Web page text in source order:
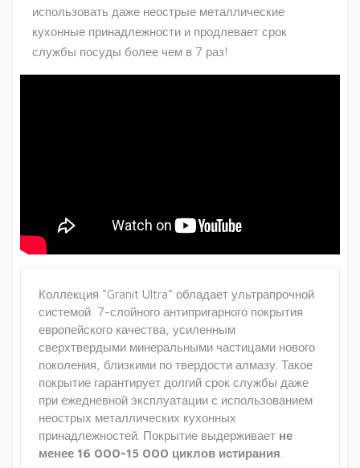
использовать даже неострые металлические
кухонные принадлежности и продлевает срок
службы посуды более чем в 7 раз!
Коллекция “Granit Ultra” обладает ультрапрочной
системой 7-слойного антипригарного покрытия
европейского качества, усиленным
сверхтвердыми минеральными частицами нового
поколения, близкими по твердости алмазу. Такое
покрытие гарантирует долгий срок службы даже
при ежедневной эксплуатации с использованием
неострых металлических кухонных
принадлежностей. Покрытие выдерживает не
менее 16 000-15 000 циклов истирания